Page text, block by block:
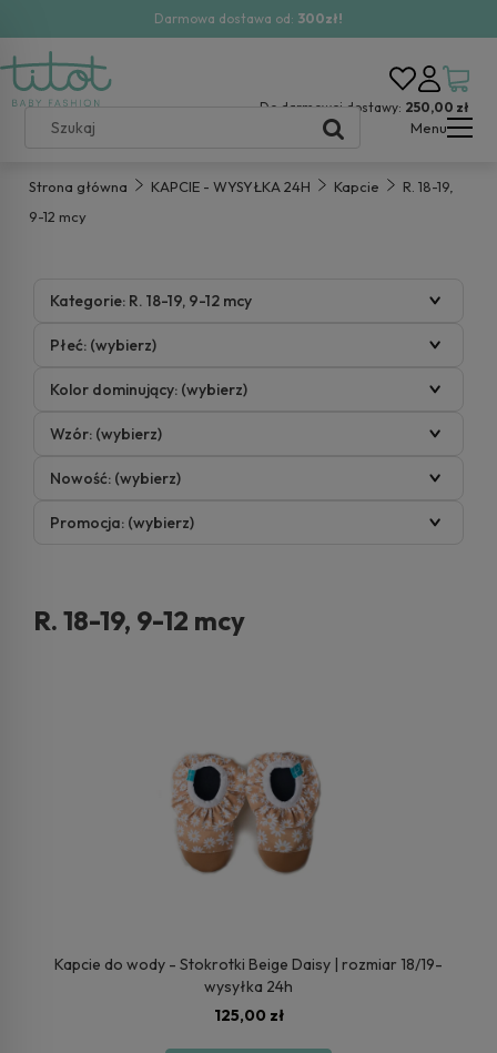
Darmowa dostawa od: 300zł!
Do darmowej dostawy: 250,00 zł
Menu
Strona główna KAPCIE - WYSYŁKA 24H Kapcie
R. 18-19,
9-12 mcy
Kategorie: R. 18-19, 9-12 mcy
Płeć: (wybierz)
Kolor dominujący: (wybierz)
Wzór: (wybierz)
Nowość: (wybierz)
Promocja: (wybierz)
R. 18-19, 9-12 mcy
Kapcie do wody - Stokrotki Beige Daisy | rozmiar 18/19-
wysyłka 24h
125,00 zł